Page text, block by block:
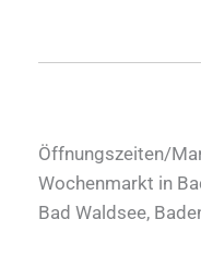
Öffnungszeiten/
Wochenmarkt in
Bad Waldsee,